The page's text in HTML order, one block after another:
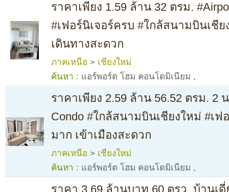
ราคาเพียง 1.59 ล้าน 32 ตรม.
#เฟอร์นิเจอร์ครบ #ใกล้สนามบินเชี
เดินทางสะดวก
ภาคเหนือ > เชียงใหม่
ค้นหา : แอร์พอร์ต โฮม คอนโดมิเนียม ,
ราคาเพียง 2.59 ล้าน 56.52 ตรม. 2
Condo #ใกล้สนามบินเชียงใหม่ #เฟ
มาก เข้าเมืองสะดวก
ภาคเหนือ > เชียงใหม่
ค้นหา : แอร์พอร์ต โฮม คอนโดมิเนียม ,
ราคา 3.69 ล้านบาท 60 ตรว. บ้านเ